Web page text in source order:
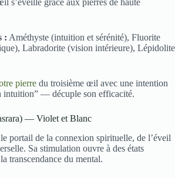
s’éveille grâce aux pierres de haute
: Améthyste (intuition et sérénité), Fluorite
Labradorite (vision intérieure), Lépidolite
pierre du troisième œil avec une intention
intuition” — décuple son efficacité.
— Violet et Blanc
portail de la connexion spirituelle, de l’éveil
Sa stimulation ouvre à des états
transcendance du mental.